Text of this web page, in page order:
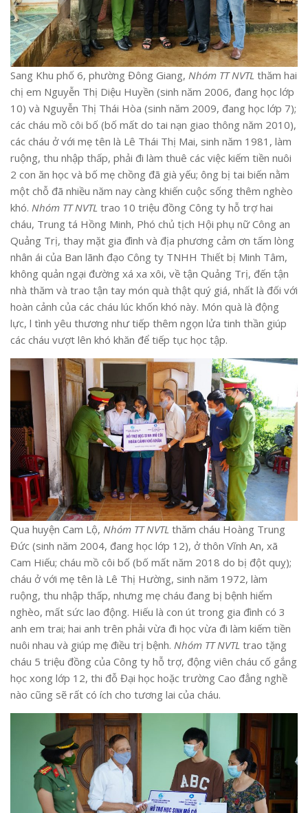
Sang Khu phố 6, phường Đông Giang, Nhóm TT NVTL thăm hai
chị em Nguyễn Thị Diệu Huyền (sinh năm 2006, đang học lớp
10) và Nguyễn Thị Thái Hòa (sinh năm 2009, đang học lớp 7);
các cháu mồ côi bố (bố mất do tai nạn giao thông năm 2010),
các cháu ở với mẹ tên là Lê Thái Thị Mai, sinh năm 1981, làm
ruộng, thu nhập thấp, phải đi làm thuê các việc kiếm tiền nuôi
2 con ăn học và bố mẹ chồng đã già yếu; ông bị tai biến nằm
một chỗ đã nhiều năm nay càng khiến cuộc sống thêm nghèo
khó. Nhóm TT NVTL trao 10 triệu đồng Công ty hỗ trợ hai
cháu, Trung tá Hồng Minh, Phó chủ tịch Hội phụ nữ Công an
Quảng Trị, thay mặt gia đình và địa phương cảm ơn tấm lòng
nhân ái của Ban lãnh đạo Công ty TNHH Thiết bị Minh Tâm,
không quản ngại đường xá xa xôi, về tận Quảng Trị, đến tận
nhà thăm và trao tận tay món quà thật quý giá, nhất là đối với
hoàn cảnh của các cháu lúc khốn khó này. Món quà là động
lực, l tình yêu thương như tiếp thêm ngọn lửa tinh thần giúp
các cháu vượt lên khó khăn để tiếp tục học tập.
Qua huyện Cam Lộ, Nhóm TT NVTL thăm cháu Hoàng Trung
Đức (sinh năm 2004, đang học lớp 12), ở thôn Vĩnh An, xã
Cam Hiếu; cháu mồ côi bố (bố mất năm 2018 do bị đột quỵ);
cháu ở với mẹ tên là Lê Thị Hường, sinh năm 1972, làm
ruộng, thu nhập thấp, nhưng mẹ cháu đang bị bệnh hiểm
nghèo, mất sức lao động. Hiếu là con út trong gia đình có 3
anh em trai; hai anh trên phải vừa đi học vừa đi làm kiếm tiền
nuôi nhau và giúp mẹ điều trị bệnh. Nhóm TT NVTL trao tặng
cháu 5 triệu đồng của Công ty hỗ trợ, động viên cháu cố gắng
học xong lớp 12, thi đỗ Đại học hoặc trường Cao đẳng nghề
nào cũng sẽ rất có ích cho tương lai của cháu.